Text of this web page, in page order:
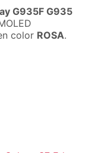
G935F G935
color ROSA.